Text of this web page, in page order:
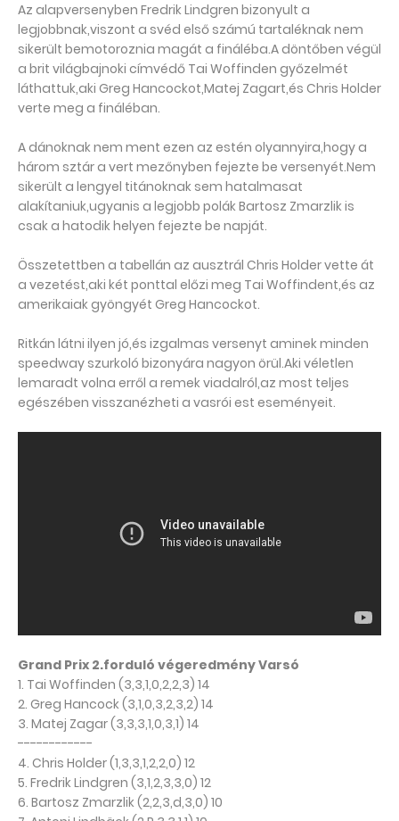
Az alapversenyben Fredrik Lindgren bizonyult a
legjobbnak,viszont a svéd első számú tartaléknak nem
sikerült bemotoroznia magát a fináléba.A döntőben végül
a brit világbajnoki címvédő Tai Woffinden győzelmét
láthattuk,aki Greg Hancockot,Matej Zagart,és Chris Holder
verte meg a fináléban.
A dánoknak nem ment ezen az estén olyannyira,hogy a
három sztár a vert mezőnyben fejezte be versenyét.Nem
sikerült a lengyel titánoknak sem hatalmasat
alakítaniuk,ugyanis a legjobb polák Bartosz Zmarzlik is
csak a hatodik helyen fejezte be napját.
Összetettben a tabellán az ausztrál Chris Holder vette át
a vezetést,aki két ponttal előzi meg Tai Woffindent,és az
amerikaiak gyöngyét Greg Hancockot.
Ritkán látni ilyen jó,és izgalmas versenyt aminek minden
speedway szurkoló bizonyára nagyon örül.Aki véletlen
lemaradt volna erről a remek viadalról,az most teljes
egészében visszanézheti a vasrói est eseményeit.
Grand Prix 2.forduló végeredmény Varsó
1. Tai Woffinden (3,3,1,0,2,2,3) 14
2. Greg Hancock (3,1,0,3,2,3,2) 14
3. Matej Zagar (3,3,3,1,0,3,1) 14
------------
4. Chris Holder (1,3,3,1,2,2,0) 12
5. Fredrik Lindgren (3,1,2,3,3,0) 12
6. Bartosz Zmarzlik (2,2,3,d,3,0) 10